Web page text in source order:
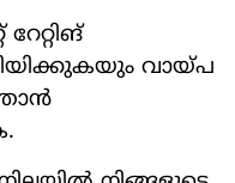
വായ്പ